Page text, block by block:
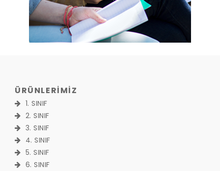
ÜRÜNLERİMİZ
1. SINIF
2. SINIF
3. SINIF
4. SINIF
5. SINIF
6. SINIF